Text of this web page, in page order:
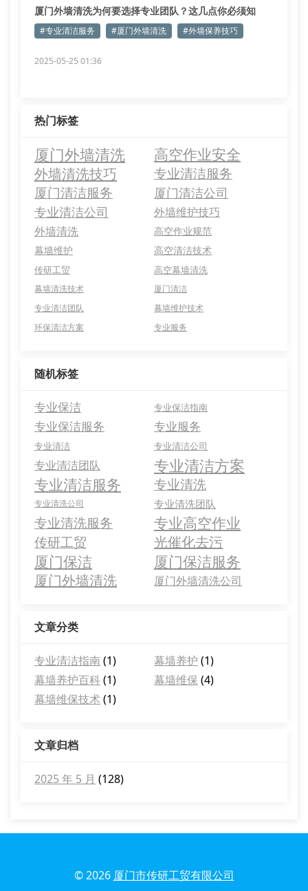
厦门外墙清洗为何要选择专业团队？这几点你必须知
道！
#专业清洁服务 #厦门外墙清洗 #外墙保养技巧
2025-05-25 01:36
热门标签
厦门外墙清洗 高空作业安全
外墙清洗技巧
专业清洁服务
厦门清洁服务
厦门清洁公司
专业清洁公司
外墙维护技巧
外墙清洗
高空作业规范
幕墙维护
高空清洁技术
传研工贸
高空幕墙清洗
幕墙清洗技术
厦门清洁
专业清洁团队
幕墙维护技术
环保清洁方案
专业服务
随机标签
专业保洁 专业保洁指南
专业保洁服务 专业服务
专业清洁 专业清洁公司
专业清洁团队 专业清洁方案
专业清洁服务 专业清洗
专业清洗公司 专业清洗团队
专业清洗服务 专业高空作业
传研工贸 光催化去污
厦门保洁 厦门保洁服务
厦门外墙清洗 厦门外墙清洗公司
文章分类
专业清洁指南(1) 幕墙养护 (1)
幕墙养护百科(1) 幕墙维保 (4)
幕墙维保技术(1)
文章归档
2025 年 5 月 (128)
© 2026 厦门市传研工贸有限公司